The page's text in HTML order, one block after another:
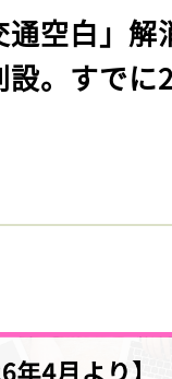
通空白」解
。すでに